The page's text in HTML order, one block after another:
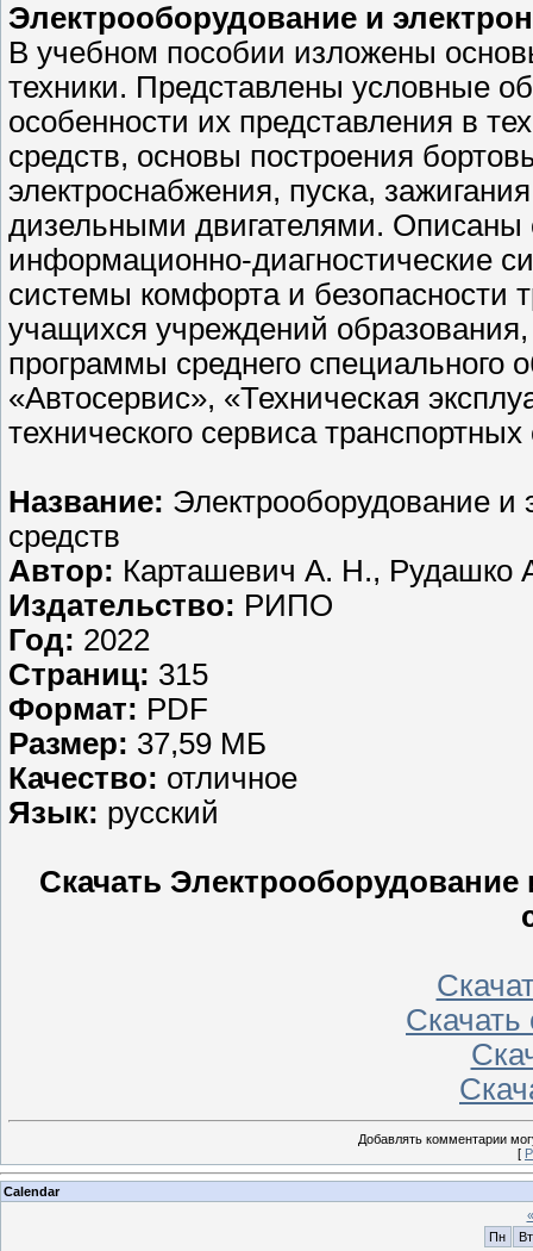
Электрооборудование и
В учебном пособии изложены
техники. Представлены условные
особенности их представления в
средств, основы построения
электроснабжения, пуска,
дизельными двигателями.
информационно-диагностические
системы комфорта и безопасности
учащихся учреждений
программы среднего специального
«Автосервис», «Техническая
технического сервиса транспортных
Название: Электрооборудование и
средств
Автор: Карташевич А. Н., Рудашко
Издательство: РИПО
Год: 2022
Страниц: 315
Формат: PDF
Размер: 37,59 МБ
Качество: отличное
Язык: русский
Скачать
Скачать
Добавлять комментарии
[
Calendar
«
Пн
Вт